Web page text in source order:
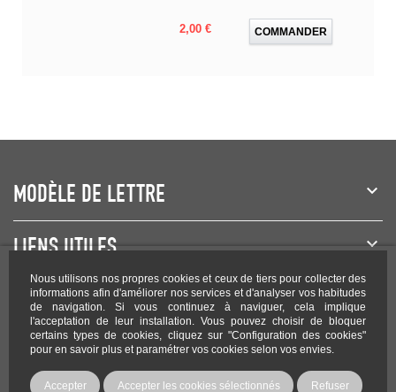
Nous utilisons nos propres cookies et ceux de tiers pour collecter des
informations afin d'améliorer nos services et d'analyser vos habitudes
de navigation. Si vous continuez à naviguer, cela implique
l'acceptation de leur installation. Vous pouvez choisir de bloquer
certains types de cookies, cliquez sur "Configuration des cookies"
pour en savoir plus et paramétrer vos cookies selon vos envies.
Accepter Accepter les cookies sélectionnés Refuser
Prix
2,00 € COMMANDER
MODÈLE DE LETTRE
LIENS UTILES
NEWSLETTER